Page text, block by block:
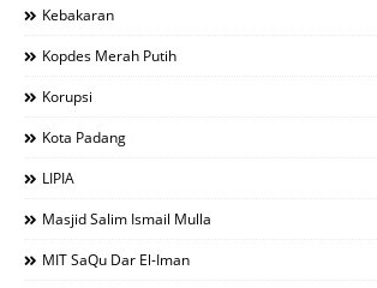
Kebakaran
Kopdes Merah Putih
Korupsi
Kota Padang
LIPIA
Masjid Salim Ismail Mulla
MIT SaQu Dar El-Iman